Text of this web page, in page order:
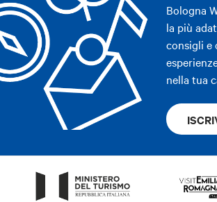
Bologna
la più
consigli e
nella tua